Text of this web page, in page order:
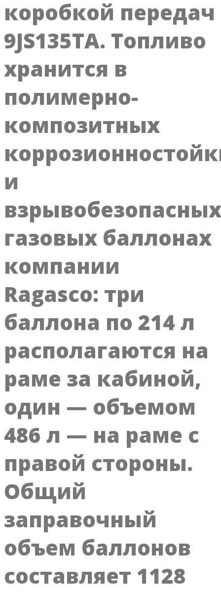
коробкой передач
9JS135ТА. Топливо
хранится в
полимерно-
композитных
и
взрывобезопасных
газовых баллонах
компании
Ragasco: три
баллона по 214 л
располагаются на
раме за кабиной,
один — объемом
486 л — на раме с
правой стороны.
Общий
заправочный
объем баллонов
составляет 1128